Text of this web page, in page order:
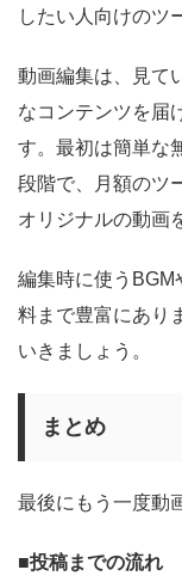
したい人向けのツ
動画編集は、見て
なコンテンツを届
す。最初は簡単な
段階で、月額のツ
オリジナルの動画
編集時に使う
料まで豊富にあり
いきましょう。
まとめ
最後にもう一度動
■投稿までの流れ